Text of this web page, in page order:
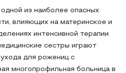
из наиболее опасных
влияющих на материнское и
интенсивной терапии
сестры играют
для рожениц с
многопрофильная больница в